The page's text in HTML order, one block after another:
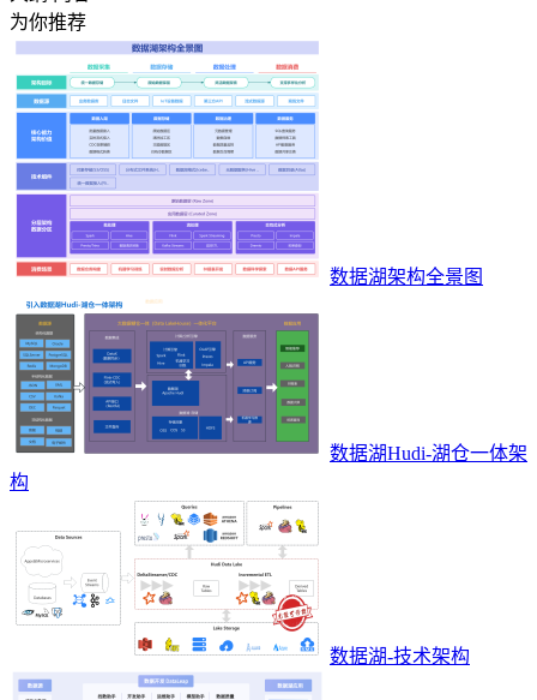
为你推荐
数据湖架构全景图
数据湖Hudi-湖仓一体架
构
数据湖-技术架构